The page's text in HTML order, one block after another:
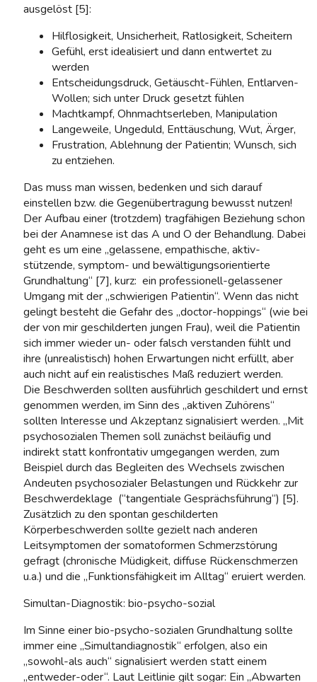
ausgelöst [5]:
Hilflosigkeit, Unsicherheit, Ratlosigkeit, Scheitern
Gefühl, erst idealisiert und dann entwertet zu
werden
Entscheidungsdruck, Getäuscht-Fühlen, Entlarven-
Wollen; sich unter Druck gesetzt fühlen
Machtkampf, Ohnmachtserleben, Manipulation
Langeweile, Ungeduld, Enttäuschung, Wut, Ärger,
Frustration, Ablehnung der Patientin; Wunsch, sich
zu entziehen.
Das muss man wissen, bedenken und sich darauf
einstellen bzw. die Gegenübertragung bewusst nutzen!
Der Aufbau einer (trotzdem) tragfähigen Beziehung schon
bei der Anamnese ist das A und O der Behandlung. Dabei
geht es um eine „gelassene, empathische, aktiv-
stützende, symptom- und bewältigungsorientierte
Grundhaltung“ [7], kurz: ein professionell-gelassener
Umgang mit der „schwierigen Patientin“. Wenn das nicht
gelingt besteht die Gefahr des „doctor-hoppings“ (wie bei
der von mir geschilderten jungen Frau), weil die Patientin
sich immer wieder un- oder falsch verstanden fühlt und
ihre (unrealistisch) hohen Erwartungen nicht erfüllt, aber
auch nicht auf ein realistisches Maß reduziert werden.
Die Beschwerden sollten ausführlich geschildert und ernst
genommen werden, im Sinn des „aktiven Zuhörens“
sollten Interesse und Akzeptanz signalisiert werden. „Mit
psychosozialen Themen soll zunächst beiläufig und
indirekt statt konfrontativ umgegangen werden, zum
Beispiel durch das Begleiten des Wechsels zwischen
Andeuten psychosozialer Belastungen und Rückkehr zur
Beschwerdeklage (“tangentiale Gesprächsführung“) [5].
Zusätzlich zu den spontan geschilderten
Körperbeschwerden sollte gezielt nach anderen
Leitsymptomen der somatoformen Schmerzstörung
gefragt (chronische Müdigkeit, diffuse Rückenschmerzen
u.a.) und die „Funktionsfähigkeit im Alltag“ eruiert werden.
Simultan-Diagnostik: bio-psycho-sozial
Im Sinne einer bio-psycho-sozialen Grundhaltung sollte
immer eine „Simultandiagnostik“ erfolgen, also ein
„sowohl-als auch“ signalisiert werden statt einem
„entweder-oder“. Laut Leitlinie gilt sogar: Ein „Abwarten